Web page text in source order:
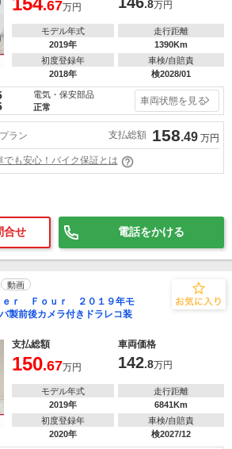
.67万円 .8万円
モデル年式
2019年
走行距離
1390Km
初度登録年
2018年
車検/自賠責
検2028/01
電気・保安部品
正常
車両状態を見る
ラン 支払総額 158.49 万円
でも安心！バイク保証とは
合せ 電話をかける
動画
ｅｒ Ｆｏｕｒ ２０１９年モ
前後カメラ付きドラレコ装
支払総額
車両価格
150.67万円 142.8万円
モデル年式
2019年
走行距離
6841Km
初度登録年
2020年
車検/自賠責
検2027/12